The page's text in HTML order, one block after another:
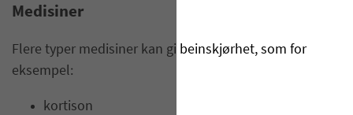
Medisiner
Flere typer medisiner kan gi beinskjørhet, som for
eksempel:
kortison